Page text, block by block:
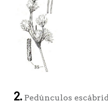
2.Pedúnculos